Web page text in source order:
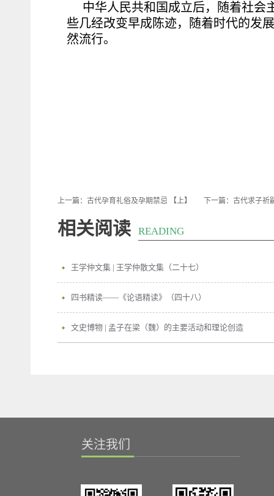
中华人民共和国成立后，随着社会
些几经改变早成陈迹，随着时代的发
然流行。
上一篇： 古代孕育礼俗及孕期禁忌 【上】 下一篇： 古代求子祈
相关阅读 READING
王学仲文集 | 王学仲散文集（二十七）
四书精读——《论语精读》（四十八）
文史博物 | 孟子在梁（魏）的主要活动和理论创造
关注我们